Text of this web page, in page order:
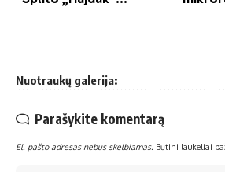
Nuotraukų galerija:
Parašykite komentarą
El. pašto adresas nebus skelbiamas. Būtini laukeliai